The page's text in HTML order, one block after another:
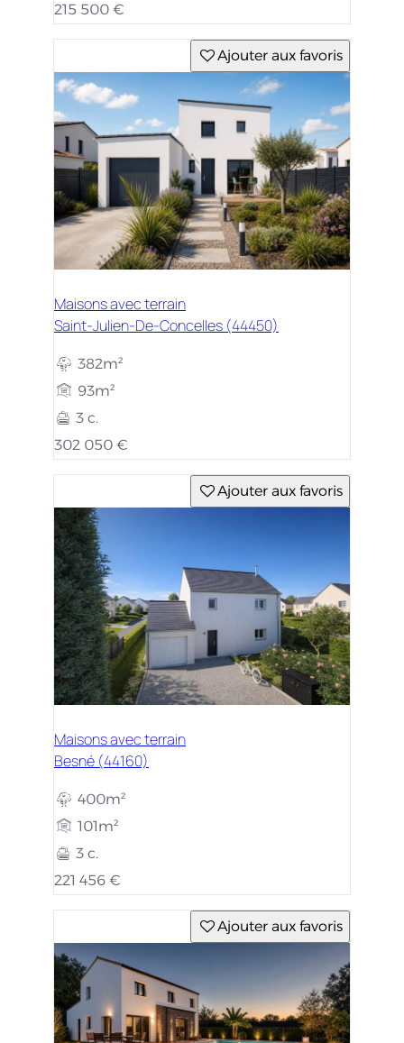
215 500 €
Ajouter aux favoris
Maisons avec terrain
Saint-Julien-De-Concelles (44450)
382m²
93m²
3 c.
302 050 €
Ajouter aux favoris
Maisons avec terrain
Besné (44160)
400m²
101m²
3 c.
221 456 €
Ajouter aux favoris